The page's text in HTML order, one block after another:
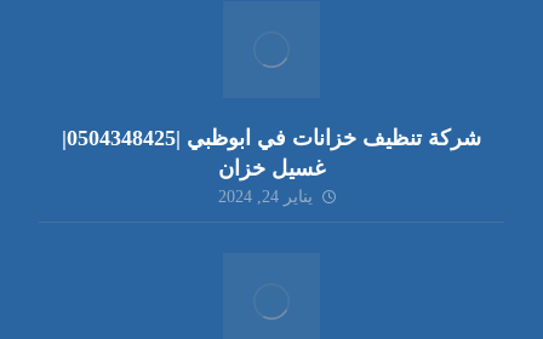
شركة تنظيف خزانات في ابوظبي |0504348425|
غسيل خزان
يناير 24, 2024